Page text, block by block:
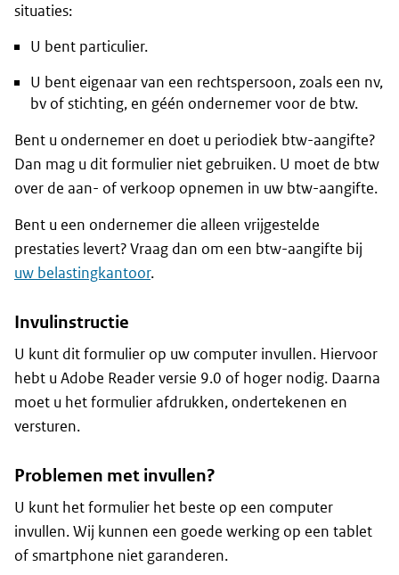
situaties:
U bent particulier.
U bent eigenaar van een rechtspersoon, zoals een nv,
bv of stichting, en géén ondernemer voor de btw.
Bent u ondernemer en doet u periodiek btw-aangifte?
Dan mag u dit formulier niet gebruiken. U moet de btw
over de aan- of verkoop opnemen in uw btw-aangifte.
Bent u een ondernemer die alleen vrijgestelde
prestaties levert? Vraag dan om een btw-aangifte bij
uw belastingkantoor.
Invulinstructie
U kunt dit formulier op uw computer invullen. Hiervoor
hebt u Adobe Reader versie 9.0 of hoger nodig. Daarna
moet u het formulier afdrukken, ondertekenen en
versturen.
Problemen met invullen?
U kunt het formulier het beste op een computer
invullen. Wij kunnen een goede werking op een tablet
of smartphone niet garanderen.